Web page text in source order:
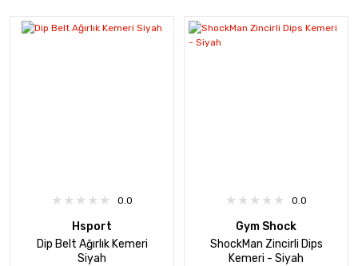
0.0
Hsport
Dip Belt Ağırlık Kemeri
Siyah
0.0
Gym Shock
ShockMan Zincirli Dips
Kemeri - Siyah